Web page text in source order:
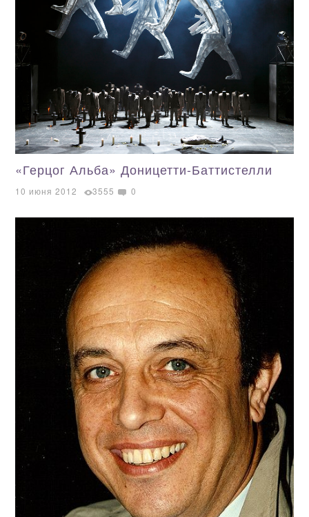
«Герцог Альба» Доницетти-Баттистелли
10 июня 2012 3555 0